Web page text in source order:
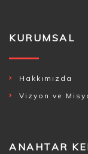
KURUMSAL
Hakkımızda
Vizyon ve
ANAHTAR